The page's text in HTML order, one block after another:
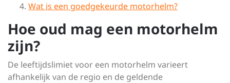
Wat is een goedgekeurde motorhelm?
Hoe oud mag een motorhelm
zijn?
De leeftijdslimiet voor een motorhelm varieert
afhankelijk van de regio en de geldende